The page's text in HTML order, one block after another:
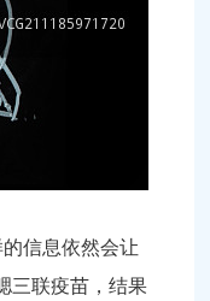
信息依然会让
三联疫苗，结果